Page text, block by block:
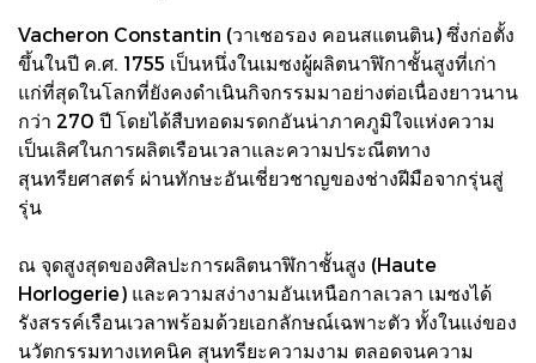
Vacheron Constantin (วาเชอรอง คอนสแตนติน) ซึ่งก่อตั้ง
ขึ้นในปี ค.ศ. 1755 เป็นหนึ่งในเมซงผู้ผลิตนาฬิกาชั้นสูงที่เก่า
แก่ที่สุดในโลกที่ยังคงดำเนินกิจกรรมมาอย่างต่อเนื่องยาวนาน
กว่า 270 ปี โดยได้สืบทอดมรดกอันน่าภาคภูมิใจแห่งความ
เป็นเลิศในการผลิตเรือนเวลาและความประณีตทาง
สุนทรียศาสตร์ ผ่านทักษะอันเชี่ยวชาญของช่างฝีมือจากรุ่นสู่
รุ่น
ณ จุดสูงสุดของศิลปะการผลิตนาฬิกาชั้นสูง (Haute
Horlogerie) และความสง่างามอันเหนือกาลเวลา เมซงได้
รังสรรค์เรือนเวลาพร้อมด้วยเอกลักษณ์เฉพาะตัว ทั้งในแง่ของ
นวัตกรรมทางเทคนิค สุนทรียะความงาม ตลอดจนความ